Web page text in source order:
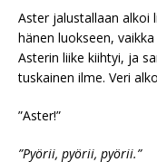
Aster jalustallaan alkoi
hänen luokseen,
Asterin liike kiihtyi, ja
tuskainen ilme. Veri
”Aster!”
”Pyörii, pyörii, pyörii.”